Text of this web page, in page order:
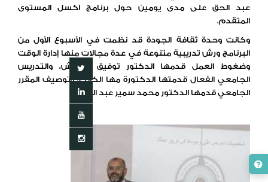
عبد الحق على مدى يومين حول برنامج اكسل المستوى
المتقدم.
وكانت وحدة ثقافة الجودة قد نظمت في الأسبوع الأول من
البرنامج ورش تدريبية متنوعة في عدة مجالات منها إدارة الوقت
وضغوط العمل قدمها الدكتور توفيق الرادوش، والتدريس
الجامعي الفعال قدمتها الدكتورة مها الكلاب، وتوصيف المقرر
الجامعي قدمها الدكتور محمد سمير عبد الحق.